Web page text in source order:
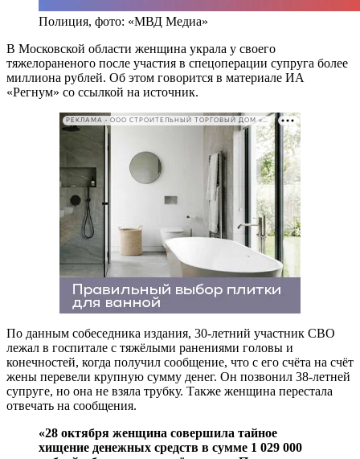
Полиция, фото: «МВД Медиа»
В Московской области женщина украла у своего
тяжелораненого после участия в спецоперации супруга более
миллиона рублей. Об этом говорится в материале ИА
«Регнум» со ссылкой на источник.
РЕКЛАМА • ООО СТРОИТЕЛЬНЫЙ ТОРГОВЫЙ ДОМ «ПЕТРОВИЧ». ИНН: 7802348846
По данным собеседника издания, 30-летний участник СВО
лежал в госпитале с тяжёлыми ранениями головы и
конечностей, когда получил сообщение, что с его счёта на счёт
жены перевели крупную сумму денег. Он позвонил 38-летней
супруге, но она не взяла трубку. Также женщина перестала
отвечать на сообщения.
«28 октября женщина совершила тайное
хищение денежных средств в сумме 1 029 000